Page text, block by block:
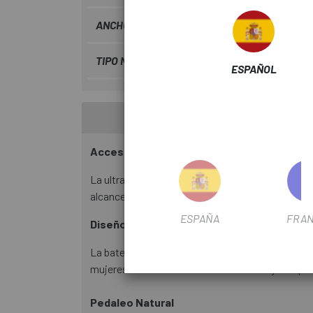
ANCHO BARRA
TIPO NÚCLEO
Accesible y Fiable
La ultra-fiable EnergyPak 500Wh tiene un
alcance promedio de 100 km y puede alcanzar
Diseño Integrado
La batería de extracción lateral EnergyPak de
mujeres utilizando la filosofía de las mujeres
Pedaleo Natural
ESPAÑOL
ESPAÑA